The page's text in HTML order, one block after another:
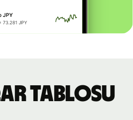
tablosu